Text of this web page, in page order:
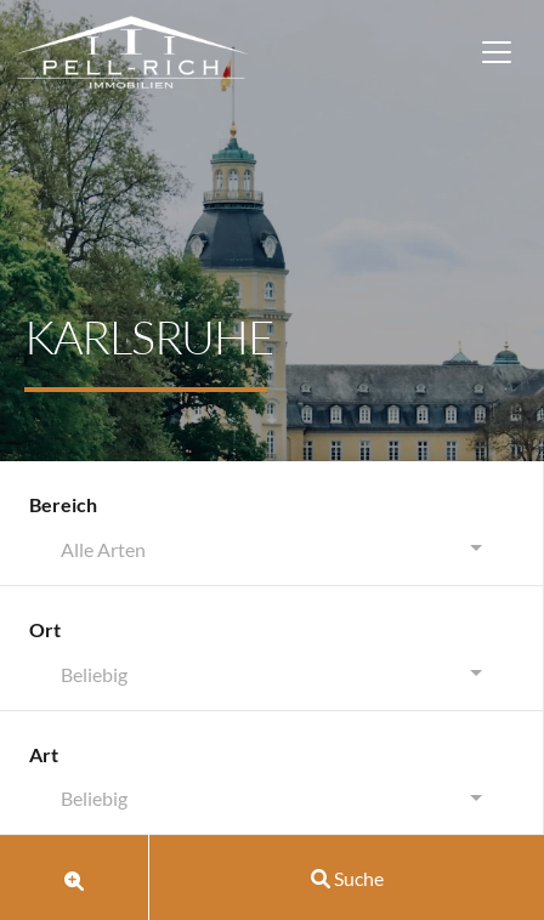
KARLSRUHE
Bereich
Alle Arten
Ort
Beliebig
Art
Beliebig
Suche
Karlsruhe
Karlsruhe